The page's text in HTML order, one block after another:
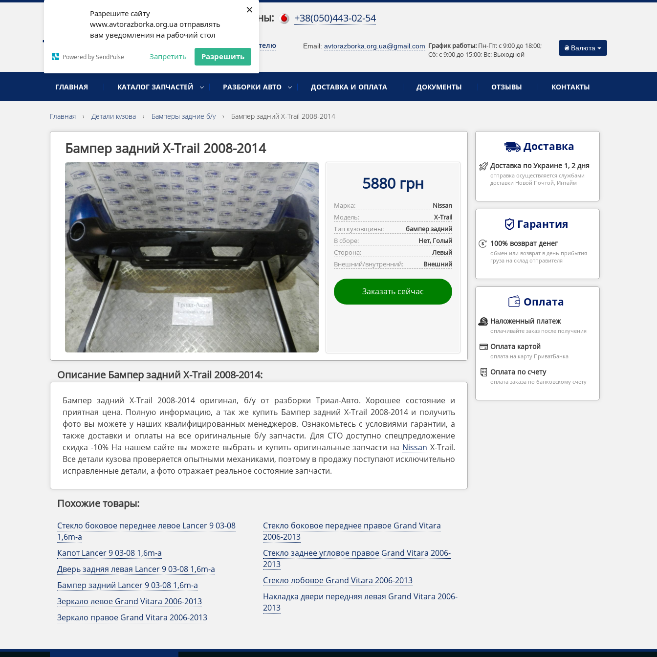
Разрешите сайту
www.avtorazborka.org.ua отправлять
вам уведомления на рабочий стол
Powered by SendPulse Запретить Разрешить
×
разборка иномарок
Наши телефоны: +38(050)443-02-54
Письмо руководителю Email: avtorazborka.org.ua@gmail.com График работы: Пн-Пт: c 9:00 до 18:00;
Сб: c 9:00 до 15:00; Вс: Выходной
₴ Валюта
ГЛАВНАЯ КАТАЛОГ ЗАПЧАСТЕЙ РАЗБОРКИ АВТО ДОСТАВКА И ОПЛАТА ДОКУМЕНТЫ ОТЗЫВЫ КОНТАКТЫ
Главная › Детали кузова › Бамперы задние б/у › Бампер задний X-Trail 2008-2014
Бампер задний X-Trail 2008-2014
5880 грн
Марка:
Nissan
Модель:
X-Trail
Тип кузовщины:
бампер задний
В сборе:
Нет, Голый
Сторона:
Левый
Внешний/внутренний:
Внешний
Заказать сейчас
Описание Бампер задний X-Trail 2008-2014:
Бампер задний X-Trail 2008-2014 оригинал, б/у от разборки Триал-Авто. Хорошее состояние и
приятная цена. Полную информацию, а так же купить Бампер задний X-Trail 2008-2014 и получить
фото вы можете у наших квалифицированных менеджеров. Ознакомьтесь с условиями гарантии, а
также доставки и оплаты на все оригинальные б/у запчасти. Для СТО доступно спецпредложение
скидка -10% На нашем сайте вы можете выбрать и купить оригинальные запчасти на Nissan X-Trail.
Все детали кузова проверяется опытными механиками, поэтому в продажу поступают исключительно
исправленные детали, а фото отражает реальное состояние запчасти.
Похожие товары:
Стекло боковое переднее левое Lancer 9 03-08
1,6m-a
Капот Lancer 9 03-08 1,6m-a
Дверь задняя левая Lancer 9 03-08 1,6m-a
Бампер задний Lancer 9 03-08 1,6m-a
Зеркало левое Grand Vitara 2006-2013
Зеркало правое Grand Vitara 2006-2013
Стекло боковое переднее правое Grand Vitara
2006-2013
Стекло заднее угловое правое Grand Vitara 2006-
2013
Стекло лобовое Grand Vitara 2006-2013
Накладка двери передняя левая Grand Vitara 2006-
2013
Доставка
Доставка по Украине 1, 2 дня
отправка осуществляется службами
доставки Новой Почтой, Интайм
Гарантия
100% возврат денег
обмен или возврат в день прибытия
груза на склад отправителя
Оплата
Наложенный платеж
оплачивайте заказ после получения
Оплата картой
оплата на карту ПриватБанка
Оплата по счету
оплата заказа по банковскому счету